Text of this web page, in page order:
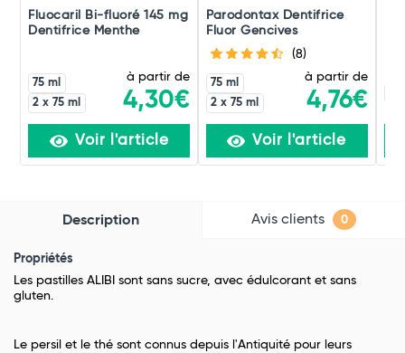
Fluocaril Bi-fluoré 145 mg
Dentifrice Menthe
75 ml
2 x 75 ml
à partir de
4,30€
Voir l'article
Parodontax Dentifrice
Fluor Gencives
(8)
75 ml
2 x 75 ml
à partir de
4,76€
Voir l'article
Description Avis clients 0
Propriétés
Les pastilles ALIBI sont sans sucre, avec édulcorant et sans
gluten.
Le persil et le thé sont connus depuis l'Antiquité pour leurs